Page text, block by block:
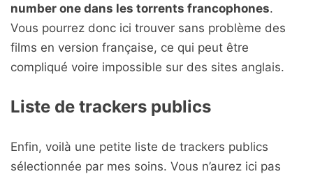
number one dans les torrents francophones.
Vous pourrez donc ici trouver sans problème des
films en version française, ce qui peut être
compliqué voire impossible sur des sites anglais.
Liste de trackers publics
Enfin, voilà une petite liste de trackers publics
sélectionnée par mes soins. Vous n’aurez ici pas